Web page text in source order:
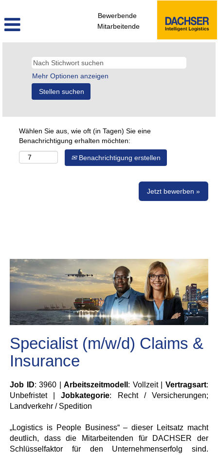
Bewerbende
Mitarbeitende
Mehr Optionen anzeigen
Wählen Sie aus, wie oft (in Tagen) Sie eine
Benachrichtigung erhalten möchten:
Benachrichtigung erstellen
Jetzt bewerben »
Specialist (m/w/d) Claims &
Insurance
Job ID: 3960 |Arbeitszeitmodell : Vollzeit |Vertragsart:
Unbefristet |Jobkategorie: Recht / Versicherungen;
Landverkehr / Spedition
„Logistics is People Business“ – dieser Leitsatz macht
deutlich, dass die Mitarbeitenden für DACHSER der
Schlüsselfaktor für den Unternehmenserfolg sind.